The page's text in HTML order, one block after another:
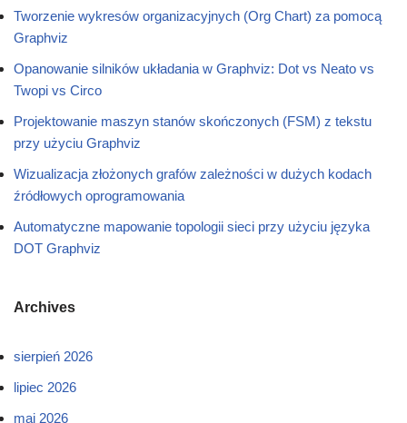
Tworzenie wykresów organizacyjnych (Org Chart) za pomocą
Graphviz
Opanowanie silników układania w Graphviz: Dot vs Neato vs
Twopi vs Circo
Projektowanie maszyn stanów skończonych (FSM) z tekstu
przy użyciu Graphviz
Wizualizacja złożonych grafów zależności w dużych kodach
źródłowych oprogramowania
Automatyczne mapowanie topologii sieci przy użyciu języka
DOT Graphviz
Archives
sierpień 2026
lipiec 2026
maj 2026